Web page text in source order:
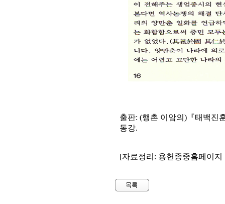
출판: (행촌 이암의)『태백진
동강.
[자료정리: 용헌종중홈페이